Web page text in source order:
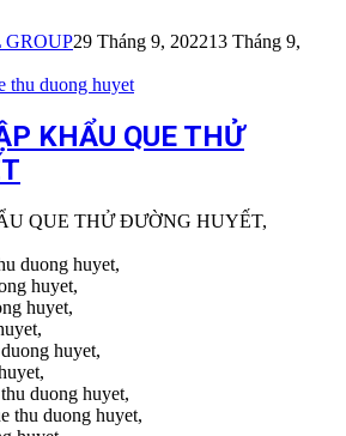
29 Tháng 9, 202213 Tháng 9,
KHẨU QUE THỬ
QUE THỬ ĐƯỜNG HUYẾT,
duong huyet,
huyet,
huyet,
huyet,
duong huyet,
thu duong huyet,